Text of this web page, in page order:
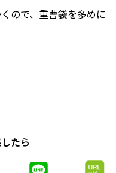
ので、重曹袋を多めに
たら